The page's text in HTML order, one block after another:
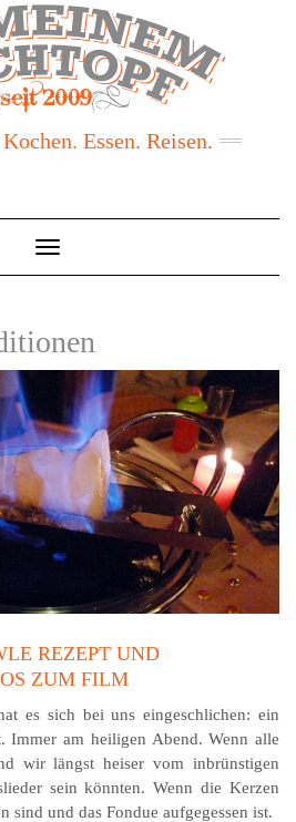
Essen. Reisen.
Toggle
Navigation
REZEPT UND
ZUM FILM
es sich bei uns eingeschlichen: ein
Immer am heiligen Abend. Wenn alle
wir längst heiser vom inbrünstigen
sein könnten. Wenn die Kerzen
sind und das Fondue aufgegessen ist.